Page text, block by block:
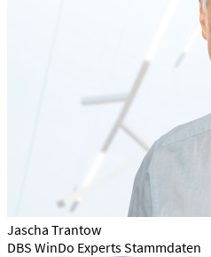
Jascha Trantow
DBS WinDo Experts Stammdaten